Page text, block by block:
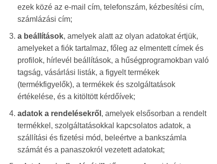
ezek közé az e-mail cím, telefonszám, kézbesítési cím,
számlázási cím;
a beállítások, amelyek alatt az olyan adatokat értjük,
amelyeket a fiók tartalmaz, főleg az elmentett címek és
profilok, hírlevél beállítások, a hűségprogramokban való
tagság, vásárlási listák, a figyelt termékek
(termékfigyelők), a termékek és szolgáltatások
értékelése, és a kitöltött kérdőívek;
adatok a rendelésekről , amelyek elsősorban a rendelt
termékkel, szolgáltatásokkal kapcsolatos adatok, a
szállítási és fizetési mód, beleértve a bankszámla
számát és a panaszokról vezetett adatokat;